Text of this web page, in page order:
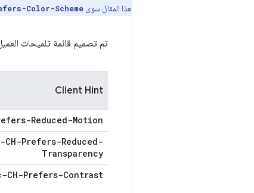
هذا المقال سوى Color-Scheme
تم تصميم قائمة تلميحات
Client Hint
Reduced-Motion
CH-Prefers-Reduced-
Transparency
CH-Prefers-Contrast